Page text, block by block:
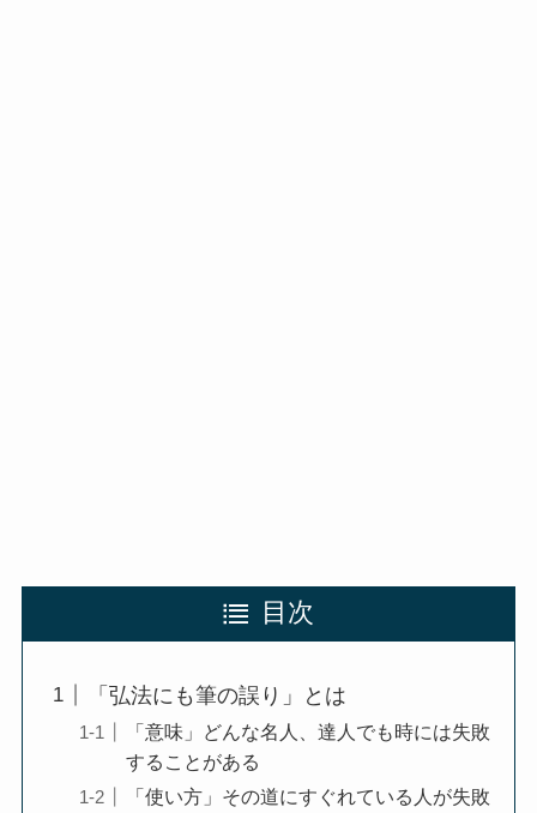
目次
「弘法にも筆の誤り」とは
「意味」どんな名人、達人でも時には失敗
することがある
「使い方」その道にすぐれている人が失敗